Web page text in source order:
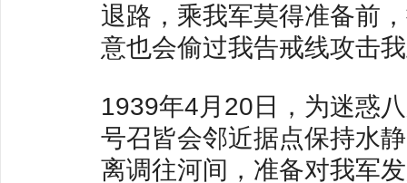
退路，乘我军莫得准备前
意也会偷过我告戒线攻击
1939年4月20日，为迷惑
号召皆会邻近据点保持水
离调往河间，准备对我军